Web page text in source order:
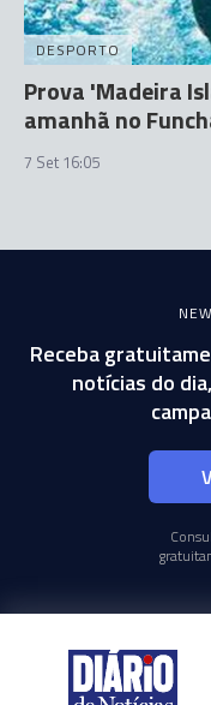
DESPORTO
Prova 'Madeira
amanhã no
7 Set 16:05
Receba
notícias do